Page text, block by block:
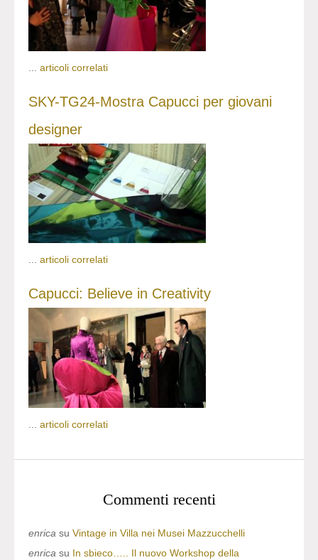
articoli correlati
SKY-TG24-Mostra Capucci per giovani
designer
... articoli correlati
Capucci: Believe in Creativity
articoli correlati
Commenti recenti
enrica su Vintage in Villa nei Musei Mazzucchelli
enrica su In sbieco….. Il nuovo Workshop della